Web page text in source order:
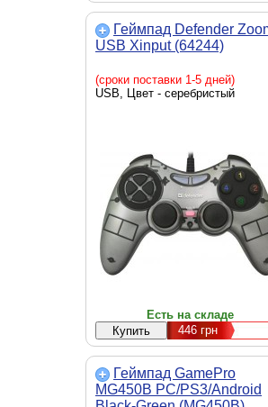
Геймпад Defender
USB Xinput (64244)
(сроки поставки 1-5 дней)
USB, Цвет - серебристый
Есть на складе
446грн
Геймпад GamePro
MG450B PC/PS3/Android